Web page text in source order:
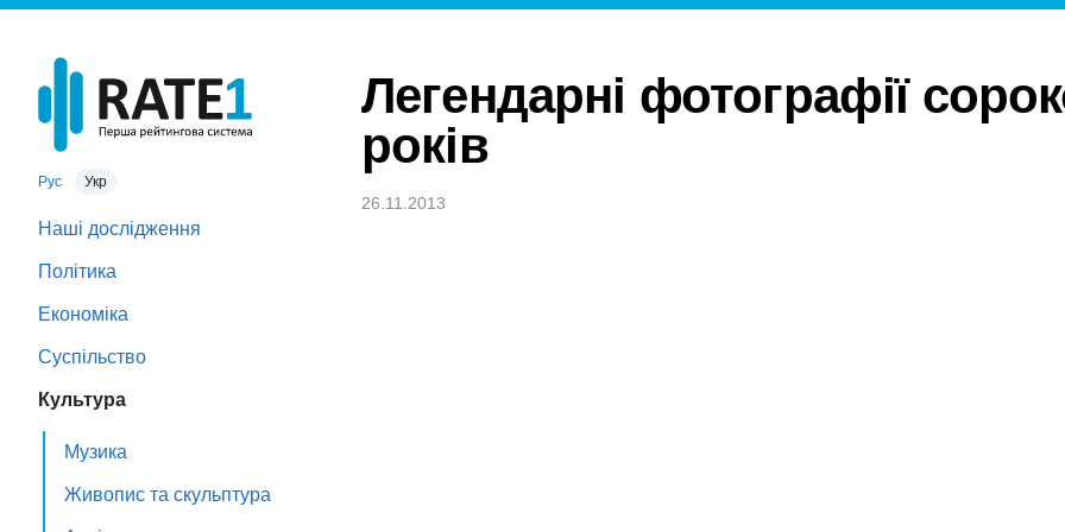
Рус Укр
Наші дослідження
Політика
Економіка
Суспільство
Культура
Музика
Живопис та скульптура
Легендарні фотографії
років
26.11.2013